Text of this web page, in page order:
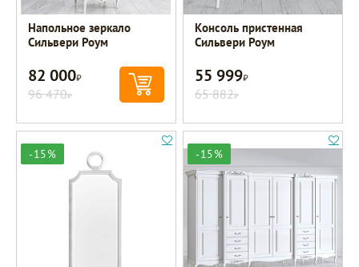
Напольное зеркало
Сильвери Роум
82 000Р
96 470Р
Консоль пристенная
Сильвери Роум
55 999Р
65 882Р
-15% -15%